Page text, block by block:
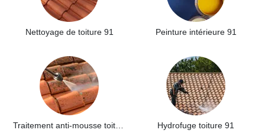
Nettoyage de toiture 91 Peinture intérieure 91
Hydrofuge toiture 91